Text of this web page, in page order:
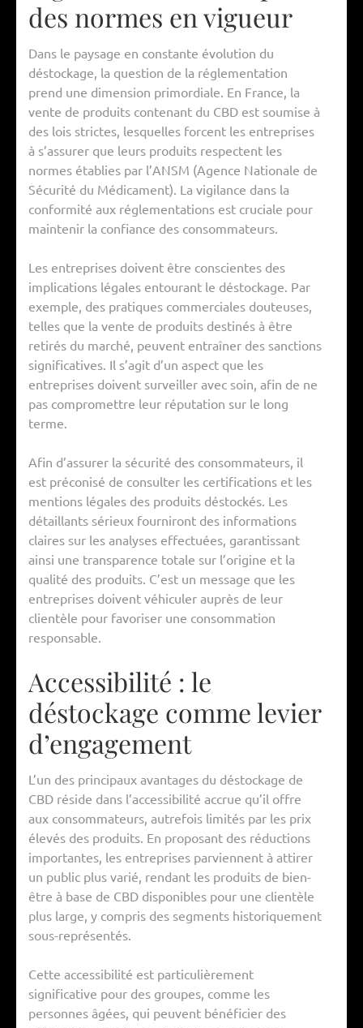
des normes en vigueur
Dans le paysage en constante évolution du
déstockage, la question de la réglementation
prend une dimension primordiale. En France, la
vente de produits contenant du CBD est soumise à
des lois strictes, lesquelles forcent les entreprises
à s’assurer que leurs produits respectent les
normes établies par l’ANSM (Agence Nationale de
Sécurité du Médicament). La vigilance dans la
conformité aux réglementations est cruciale pour
maintenir la confiance des consommateurs.
Les entreprises doivent être conscientes des
implications légales entourant le déstockage. Par
exemple, des pratiques commerciales douteuses,
telles que la vente de produits destinés à être
retirés du marché, peuvent entraîner des sanctions
significatives. Il s’agit d’un aspect que les
entreprises doivent surveiller avec soin, afin de ne
pas compromettre leur réputation sur le long
terme.
Afin d’assurer la sécurité des consommateurs, il
est préconisé de consulter les certifications et les
mentions légales des produits déstockés. Les
détaillants sérieux fourniront des informations
claires sur les analyses effectuées, garantissant
ainsi une transparence totale sur l’origine et la
qualité des produits. C’est un message que les
entreprises doivent véhiculer auprès de leur
clientèle pour favoriser une consommation
responsable.
Accessibilité : le
déstockage comme levier
d’engagement
L’un des principaux avantages du déstockage de
CBD réside dans l’accessibilité accrue qu’il offre
aux consommateurs, autrefois limités par les prix
élevés des produits. En proposant des réductions
importantes, les entreprises parviennent à attirer
un public plus varié, rendant les produits de bien-
être à base de CBD disponibles pour une clientèle
plus large, y compris des segments historiquement
sous-représentés.
Cette accessibilité est particulièrement
significative pour des groupes, comme les
personnes âgées, qui peuvent bénéficier des